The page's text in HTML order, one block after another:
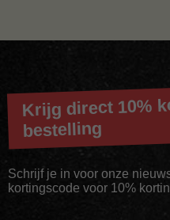
Krijg direct 10%
bestelling
Schrijf je in voor onze
kortingscode voor 10%